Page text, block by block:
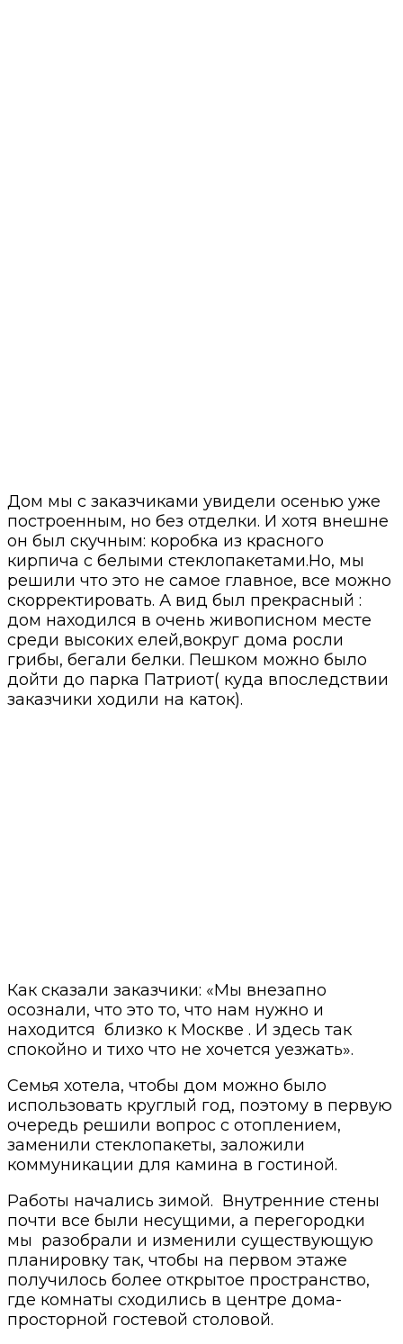
Дом мы с заказчиками увидели осенью уже
построенным, но без отделки. И хотя внешне
он был скучным: коробка из красного
кирпича с белыми стеклопакетами.Но, мы
решили что это не самое главное, все можно
скорректировать. А вид был прекрасный :
дом находился в очень живописном месте
среди высоких елей,вокруг дома росли
грибы, бегали белки. Пешком можно было
дойти до парка Патриот( куда впоследствии
заказчики ходили на каток).
Как сказали заказчики: «Мы внезапно
осознали, что это то, что нам нужно и
находится близко к Москве . И здесь так
спокойно и тихо что не хочется уезжать».
Семья хотела, чтобы дом можно было
использовать круглый год, поэтому в первую
очередь решили вопрос с отоплением,
заменили стеклопакеты, заложили
коммуникации для камина в гостиной.
Работы начались зимой. Внутренние стены
почти все были несущими, а перегородки
мы разобрали и изменили существующую
планировку так, чтобы на первом этаже
получилось более открытое пространство,
где комнаты сходились в центре дома-
просторной гостевой столовой.